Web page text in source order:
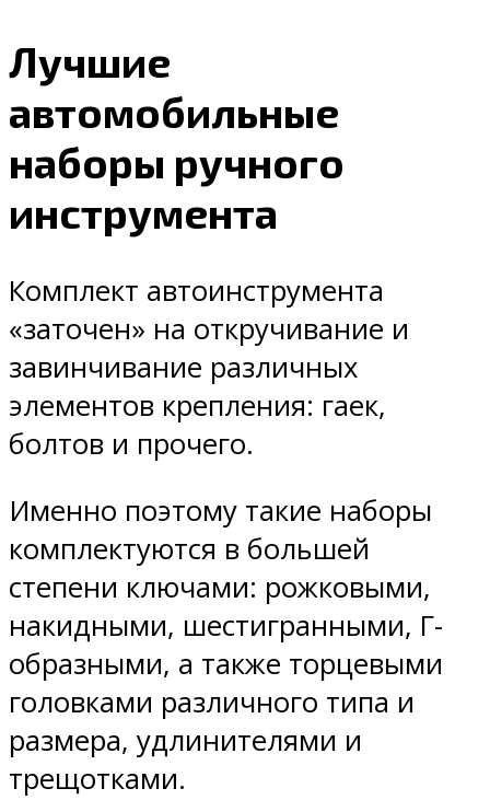
Лучшие
автомобильные
наборы ручного
инструмента
Комплект автоинструмента
«заточен» на откручивание и
завинчивание различных
элементов крепления: гаек,
болтов и прочего.
Именно поэтому такие наборы
комплектуются в большей
степени ключами: рожковыми,
накидными, шестигранными, Г-
образными, а также торцевыми
головками различного типа и
размера, удлинителями и
трещотками.